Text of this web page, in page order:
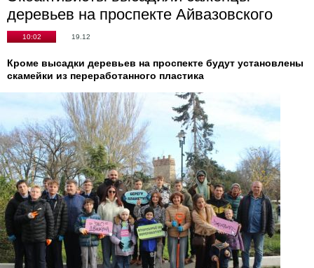
деревьев на проспекте Айвазовского
10:02 19.12
Кроме высадки деревьев на проспекте будут установлены
скамейки из переработанного пластика